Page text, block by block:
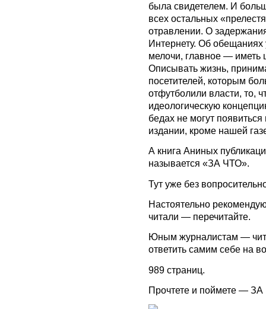
была свидетелем. И
всех остальных
отравлении. О
Интернету. Об
мелочи, главное — иметь
Описывать жизнь,
посетителей, которым
отфутболили власти, то,
идеологическую
бедах не могут
издании, кроме нашей
А книга Аниных
называется «ЗА ЧТО».
Тут уже без
Настоятельно
читали — перечитайте.
Юным журналистам —
ответить самим себе на
989 страниц.
Прочтете и поймете —